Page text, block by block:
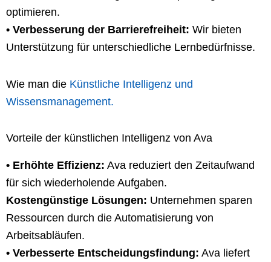
optimieren.
• Verbesserung der Barrierefreiheit: Wir bieten
Unterstützung für unterschiedliche Lernbedürfnisse.
Wie man die Künstliche Intelligenz und
Wissensmanagement.
Vorteile der künstlichen Intelligenz von Ava
• Erhöhte Effizienz: Ava reduziert den Zeitaufwand
für sich wiederholende Aufgaben.
Kostengünstige Lösungen: Unternehmen sparen
Ressourcen durch die Automatisierung von
Arbeitsabläufen.
• Verbesserte Entscheidungsfindung: Ava liefert